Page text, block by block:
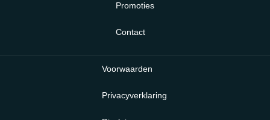
Promoties
Contact
Voorwaarden
Privacyverklaring